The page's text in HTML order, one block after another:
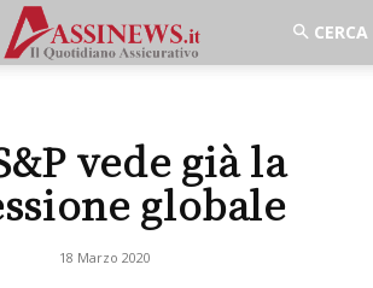
vede già la
globale
18 Marzo 2020